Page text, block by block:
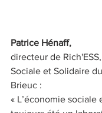
Patrice Hénaff,
directeur de
Sociale et Solidaire
Brieuc :
« L’économie sociale